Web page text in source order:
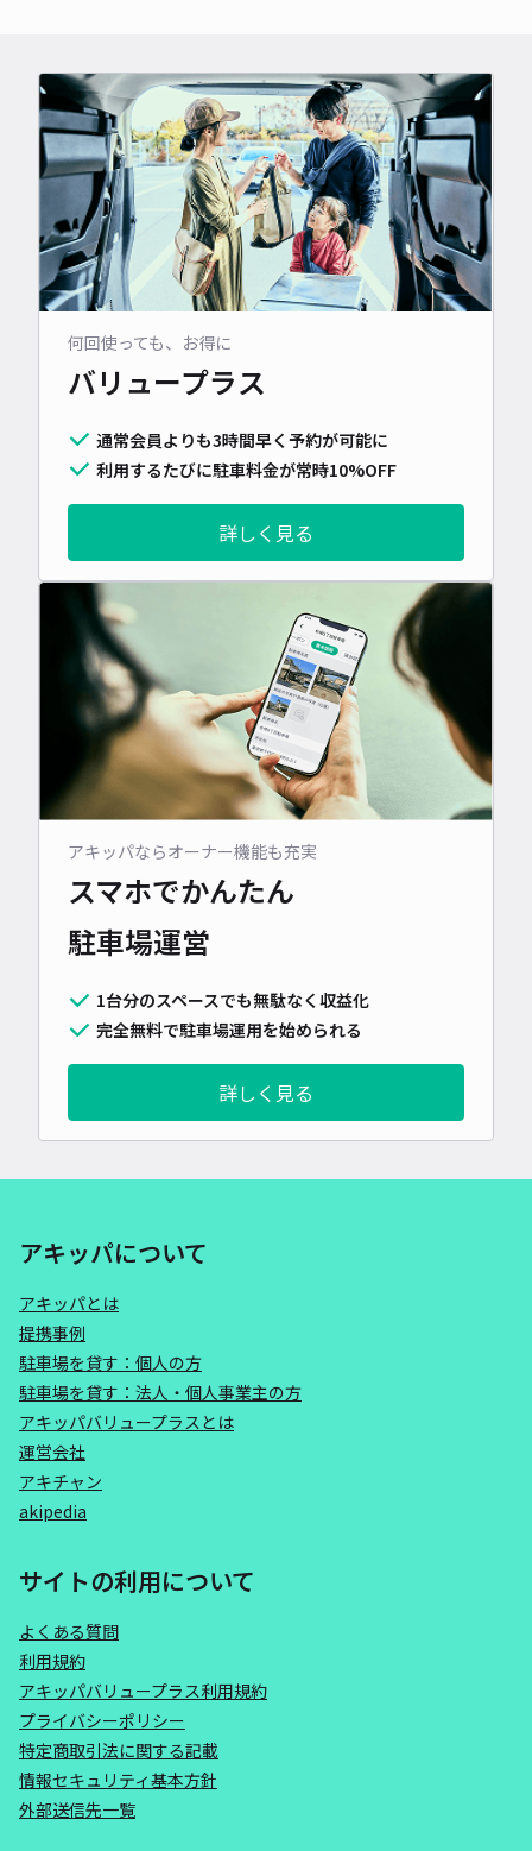
何回使っても、お得に
バリュープラス
通常会員よりも3時間早く予約が可能に
利用するたびに駐車料金が常時10%OFF
詳しく見る
アキッパならオーナー機能も充実
スマホでかんたん
駐車場運営
1台分のスペースでも無駄なく収益化
完全無料で駐車場運用を始められる
詳しく見る
アキッパについて
アキッパとは
提携事例
駐車場を貸す：個人の方
駐車場を貸す：法人・個人事業主の方
アキッパバリュープラスとは
運営会社
アキチャン
akipedia
サイトの利用について
よくある質問
利用規約
アキッパバリュープラス利用規約
プライバシーポリシー
特定商取引法に関する記載
情報セキュリティ基本方針
外部送信先一覧